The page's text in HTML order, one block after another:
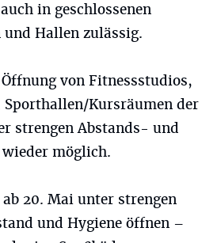
in geschlossenen
Hallen zulässig.
von Fitnessstudios,
Sporthallen/Kursräumen der
strengen Abstands- und
möglich.
20. Mai unter strengen
und Hygiene öffnen –